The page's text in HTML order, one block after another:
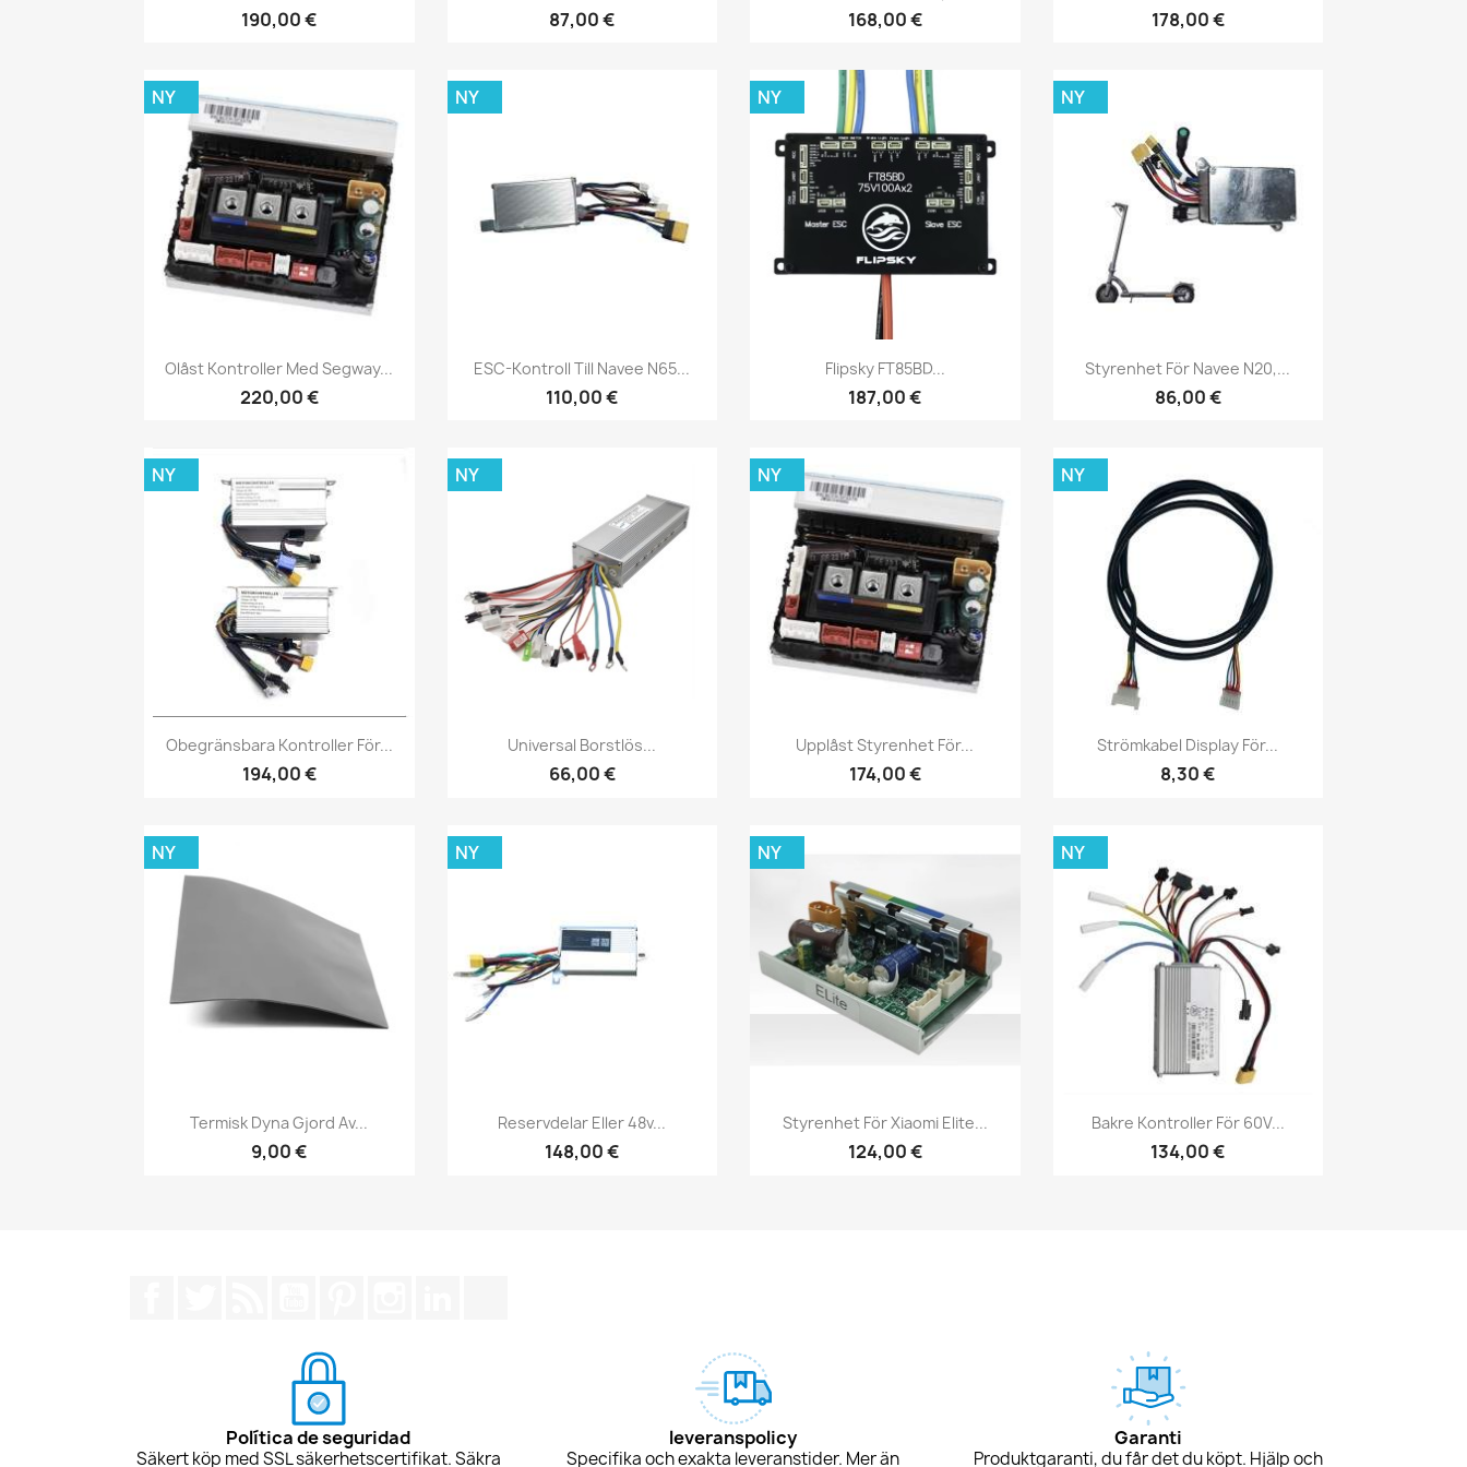
190,00 € 87,00 € 168,00 € 178,00 €
Snabbvy
Olåst Kontroller Med Segway...
220,00 €
NY
Snabbvy
ESC-Kontroll Till Navee N65...
110,00 €
NY
Snabbvy
Flipsky FT85BD...
187,00 €
NY
Snabbvy
Styrenhet För Navee N20,...
86,00 €
NY
Snabbvy
Obegränsbara Kontroller För...
194,00 €
NY
Snabbvy
Universal Borstlös...
66,00 €
NY
Snabbvy
Upplåst Styrenhet För...
174,00 €
NY
Snabbvy
Strömkabel Display För...
8,30 €
NY
Snabbvy
Termisk Dyna Gjord Av...
9,00 €
NY
Snabbvy
Reservdelar Eller 48v...
148,00 €
NY
Snabbvy
Styrenhet För Xiaomi Elite...
124,00 €
NY
Snabbvy
Bakre Kontroller För 60V...
134,00 €
NY
Política de seguridad
Säkert köp med SSL säkerhetscertifikat. Säkra
leveranspolicy
Specifika och exakta leveranstider. Mer än
Garanti
Produktgaranti, du får det du köpt. Hjälp och